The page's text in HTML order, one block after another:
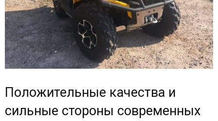
Положительные качества и
сильные стороны современных